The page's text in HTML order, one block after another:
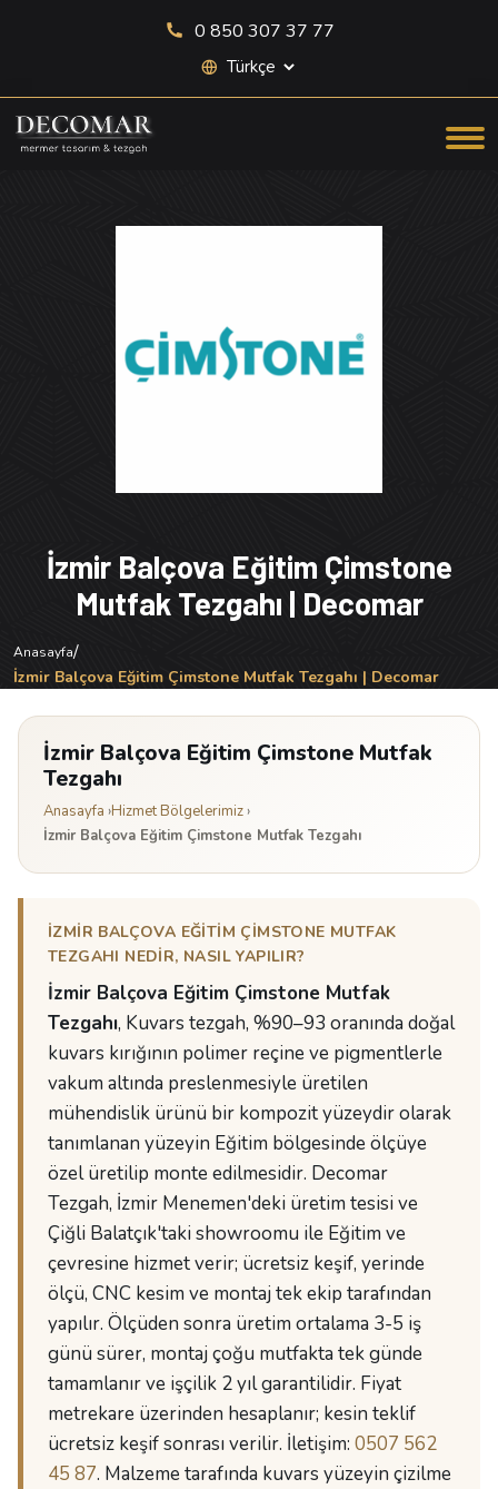
0 850 307 37 77
Site dili seçimi
İzmir Balçova Eğitim Çimstone
Mutfak Tezgahı | Decomar
Anasayfa/
İzmir Balçova Eğitim Çimstone Mutfak Tezgahı | Decomar
İzmir Balçova Eğitim Çimstone Mutfak
Tezgahı
Anasayfa ›Hizmet Bölgelerimiz›
İzmir Balçova Eğitim Çimstone Mutfak Tezgahı
İZMIR BALÇOVA EĞITIM ÇIMSTONE MUTFAK
TEZGAHI NEDIR, NASIL YAPILIR?
İzmir Balçova Eğitim Çimstone Mutfak
Tezgahı, Kuvars tezgah, %90–93 oranında doğal
kuvars kırığının polimer reçine ve pigmentlerle
vakum altında preslenmesiyle üretilen
mühendislik ürünü bir kompozit yüzeydir olarak
tanımlanan yüzeyin Eğitim bölgesinde ölçüye
özel üretilip monte edilmesidir. Decomar
Tezgah, İzmir Menemen'deki üretim tesisi ve
Çiğli Balatçık'taki showroomu ile Eğitim ve
çevresine hizmet verir; ücretsiz keşif, yerinde
ölçü, CNC kesim ve montaj tek ekip tarafından
yapılır. Ölçüden sonra üretim ortalama 3-5 iş
günü sürer, montaj çoğu mutfakta tek günde
tamamlanır ve işçilik 2 yıl garantilidir. Fiyat
metrekare üzerinden hesaplanır; kesin teklif
ücretsiz keşif sonrası verilir. İletişim: 0507 562
45 87. Malzeme tarafında kuvars yüzeyin çizilme